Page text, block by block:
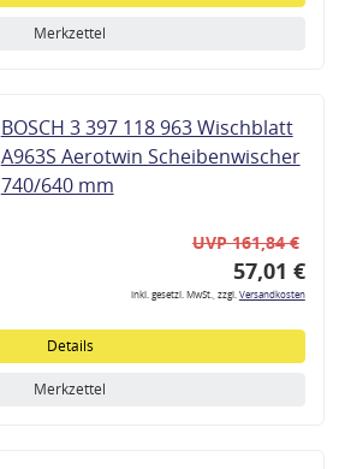
Merkzettel
BOSCH 3 397 118 963 Wischblatt
A963S Aerotwin Scheibenwischer
740/640 mm
UVP 161,84 €
57,01 €
inkl. gesetzl. MwSt., zzgl.Versandkosten
Details
Merkzettel